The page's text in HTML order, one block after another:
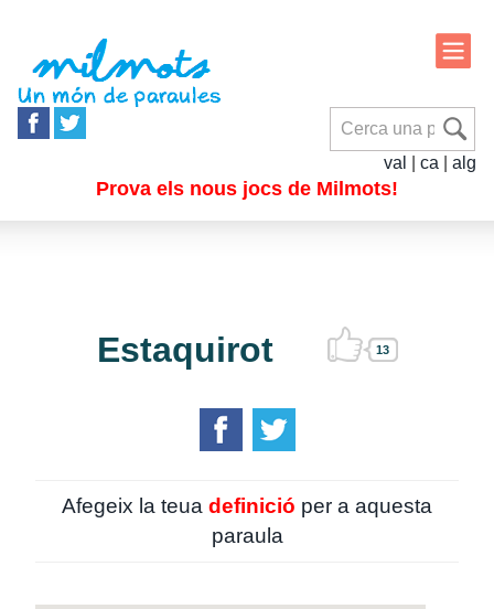
val ca alg
Prova els nous jocs de Milmots!
Estaquirot 13
Afegeix la teua definició per a aquesta
paraula